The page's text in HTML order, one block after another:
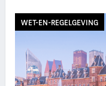
WET-EN-REGELGEVING